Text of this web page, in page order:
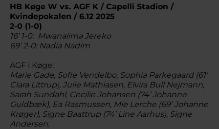
HB Køge W vs. AGF K / Capelli Stadion /
Kvindepokalen / 6.12 2025
2-0 (1-0)
16’ 1-0: Mwanalima Jereko
69’ 2-0: Nadia Nadim
AGF i Køge:
Marie Gade, Sofie Vendelbo, Sophia Parkegaard (61’
Clara Littrup), Julie Mathiasen, Elvira Bull Nejmann,
Sarah Sundahl, Cecilie Johansen (74’ Johanne
Guldbæk), Ea Rasmussen, Mie Lerche (69’ Johanne
Krøger), Signe Baattrup (74’ Line Aarhus), Signe
Andersen.